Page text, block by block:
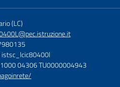
(LC)
istsc_lcic80400l
04306 TU0000004943